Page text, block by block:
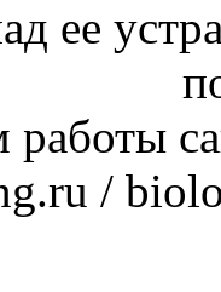
ее
работы
/